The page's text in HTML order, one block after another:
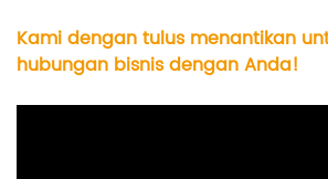
Kami dengan tulus menantikan
hubungan bisnis dengan Anda!